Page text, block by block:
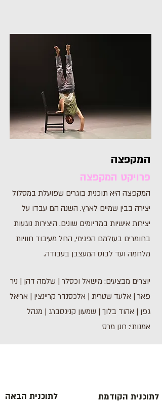
המקפצה
פרויקט המקפצה
המקפצה היא תוכנית בוגרים שפועלת במסלול
יצירה בבין שמיים לארץ. השנה הם עבדו על
יצירות אישיות במדיומים שונים. היצירות נוגעות
בחומרים בעולמם הפנימי, החל מעיבוד חוויות
מלחמה ועד לבוס המעצבן בעבודה.
יוצרים מבצעים: מישאל וכסלר | שלמה דהן | ניר
פאר | אלעד שטרית | אלכסנדר קריינצין | אריאל
גפן | אהוד בלוך | שמעון קניגסברג | מנהל
אמנותי: חנן מרס
לתוכנית הבאה לתוכנית הקודמת